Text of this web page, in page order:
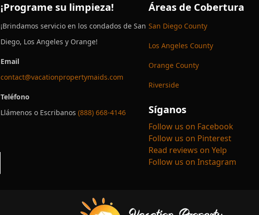
¡Programe su limpieza!
¡Brindamos servicio en los condados de San
Diego, Los Angeles y Orange!
Email
contact@vacationpropertymaids.com
Teléfono
Llámenos o Escribanos (888) 668-4146
Áreas de Cobertura
San Diego County
Los Angeles County
Orange County
Riverside
Síganos
Follow us on Facebook
Follow us on Pinterest
Read reviews on Yelp
Follow us on Instagram